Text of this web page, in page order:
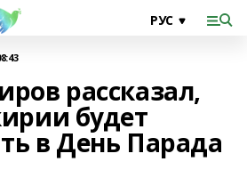
рассказал,
будет
в День Парада